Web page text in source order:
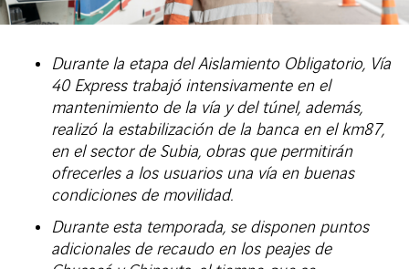
Durante la etapa del Aislamiento Obligatorio, Vía
40 Express trabajó intensivamente en el
mantenimiento de la vía y del túnel, además,
realizó la estabilización de la banca en el km87,
en el sector de Subia, obras que permitirán
ofrecerles a los usuarios una vía en buenas
condiciones de movilidad.
Durante esta temporada, se disponen puntos
adicionales de recaudo en los peajes de